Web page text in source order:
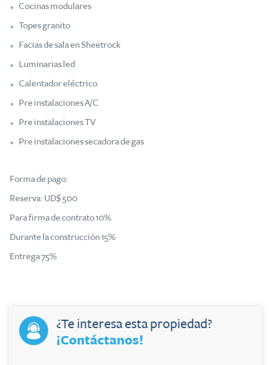
¿Te interesa esta propiedad?
¡Contáctanos!
Cocinas modulares
Topes granito
Facias de sala en Sheetrock
Luminarias led
Calentador eléctrico
Pre instalaciones A/C
Pre instalaciones TV
Pre instalaciones secadora de gas
Forma de pago:
Reserva: UD$ 500
Para firma de contrato 10%
Durante la construcción 15%
Entrega 75%